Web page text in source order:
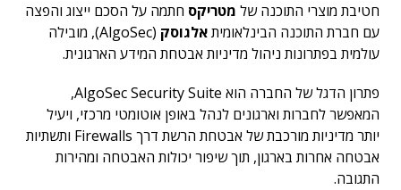
חטיבת מוצרי התוכנה של מטריקס חתמה על הסכם ייצוג והפצה
עם חברת התוכנה הבינלאומיתאלגוסק
(AlgoSec), מובילה
עולמית בפתרונות ניהול מדיניות אבטחת המידע הארגונית.
פתרון הדגל של החברה הוא AlgoSec Security Suite,
המאפשר לחברות וארגונים לנהל באופן אוטומטי מרכזי, ויעיל
יותר מדיניות מורכבת של אבטחת הרשת דרך Firewalls ותשתיות
אבטחה אחרות בארגון, תוך שיפור יכולות האבטחה ומהירות
התגובה.